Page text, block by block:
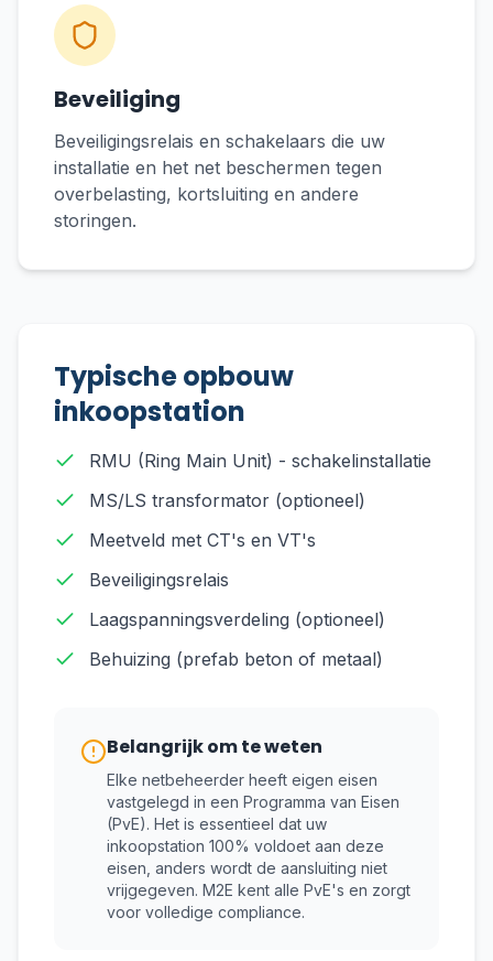
Beveiliging
Beveiligingsrelais en schakelaars die uw
installatie en het net beschermen tegen
overbelasting, kortsluiting en andere
storingen.
Typische opbouw
inkoopstation
RMU (Ring Main Unit) - schakelinstallatie
MS/LS transformator (optioneel)
Meetveld met CT's en VT's
Beveiligingsrelais
Laagspanningsverdeling (optioneel)
Behuizing (prefab beton of metaal)
Belangrijk om te weten
Elke netbeheerder heeft eigen eisen
vastgelegd in een Programma van Eisen
(PvE). Het is essentieel dat uw
inkoopstation 100% voldoet aan deze
eisen, anders wordt de aansluiting niet
vrijgegeven. M2E kent alle PvE's en zorgt
voor volledige compliance.